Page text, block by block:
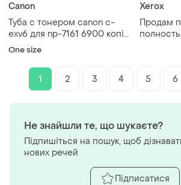
Canon
Туба с тонером canon c-
exv6 для np-7161 6900 копій
black 380г
One size
Xerox
Продам
1 2 3 4 5 6
Не знайшли те, що шукаєте?
Підпишіться на пошук, щоб
нових речей
Підписатися